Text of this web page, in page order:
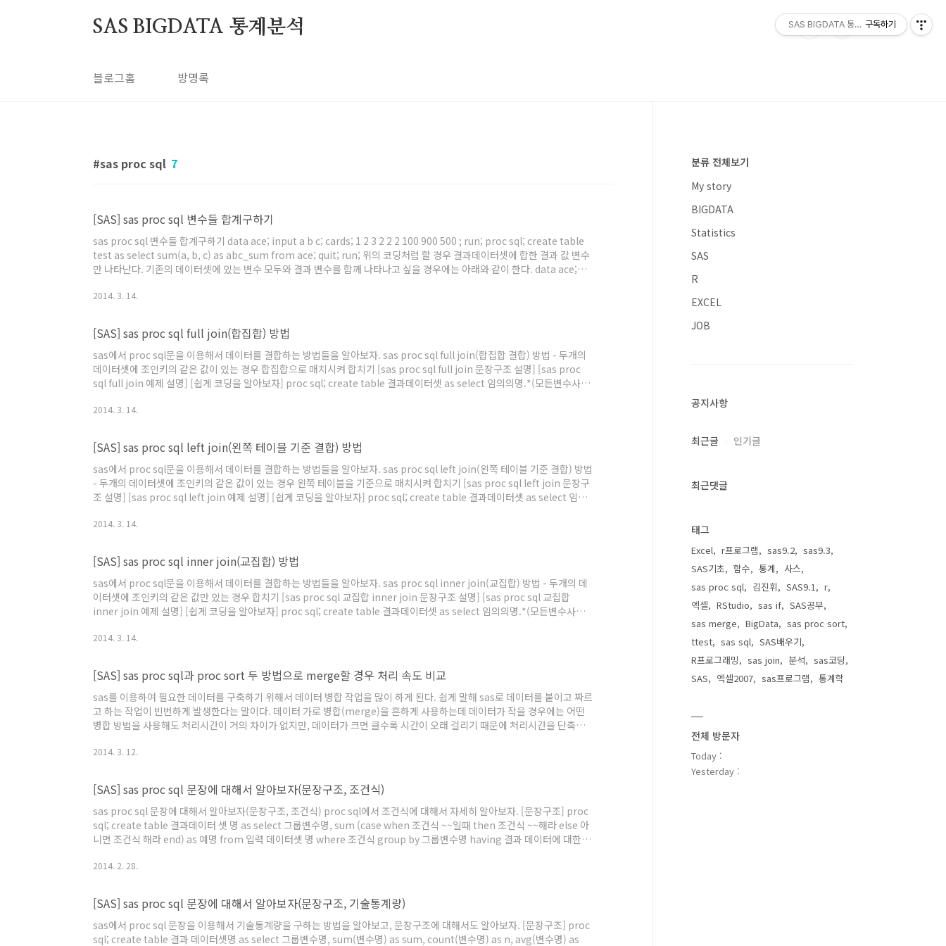
SAS BIGDATA 통계분석
블로그홈 방명록
sas proc sql 7
[SAS] sas proc sql 변수들 합계구하기
sas proc sql 변수들 합계구하기 data ace; input a b c; cards; 1 2 3 2 2 2 100 900 500 ; run; proc sql; create table
test as select sum(a, b, c) as abc_sum from ace; quit; run; 위의 코딩처럼 할 경우 결과데이터셋에 합한 결과 값 변수
만 나타난다. 기존의 데이터셋에 있는 변수 모두와 결과 변수를 함께 나타나고 싶을 경우에는 아래와 같이 한다. data ace;
abc_sum from ace; qu..
2014. 3. 14.
[SAS] sas proc sql full join(합집합) 방법
sas에서 proc sql문을 이용해서 데이터를 결합하는 방법들을 알아보자. sas proc sql full join(합집합 결합) 방법 - 두개의
데이터셋에 조인키의 같은 값이 있는 경우 합집합으로 매치시켜 합치기 [sas proc sql full join 문장구조 설명] [sas proc
sql full join 예제 설명] [쉽게 코딩을 알아보자] proc sql; create table 결과데이터셋 as select 임의의명.*(모든변수사
터1의 조인키변수=임의의명2.합칠데이터2의 조인키변수; run; www.sasbigdata.com 김진휘
2014. 3. 14.
[SAS] sas proc sql left join(왼쪽 테이블 기준 결합) 방법
sas에서 proc sql문을 이용해서 데이터를 결합하는 방법들을 알아보자. sas proc sql left join(왼쪽 테이블 기준 결합) 방법
- 두개의 데이터셋에 조인키의 같은 값이 있는 경우 왼쪽 테이블을 기준으로 매치시켜 합치기 [sas proc sql left join 문장구
조 설명] [sas proc sql left join 예제 설명] [쉽게 코딩을 알아보자] proc sql; create table 결과데이터셋 as select 임의
임의의명.합칠데이터1의 조인키변수=임의의명2.합칠데이터2의 조인키변수; run; www.sasbigdata.com 김진휘
2014. 3. 14.
[SAS] sas proc sql inner join(교집합) 방법
sas에서 proc sql문을 이용해서 데이터를 결합하는 방법들을 알아보자. sas proc sql inner join(교집합) 방법 - 두개의 데
이터셋에 조인키의 같은 값만 있는 경우 합치기 [sas proc sql 교집합 inner join 문장구조 설명] [sas proc sql 교집합
inner join 예제 설명] [쉽게 코딩을 알아보자] proc sql; create table 결과데이터셋 as select 임의의명.*(모든변수사용),
인키변수=임의의명2.합칠데이터2의 조인키변수; run; sasbigdata.com 김진휘
2014. 3. 14.
[SAS] sas proc sql과 proc sort 두 방법으로 merge할 경우 처리 속도 비교
sas를 이용하여 필요한 데이터를 구축하기 위해서 데이터 병합 작업을 많이 하게 된다. 쉽게 말해 sas로 데이터를 붙이고 짜르
고 하는 작업이 빈번하게 발생한다는 말이다. 데이터 가로 병합(merge)을 흔하게 사용하는데 데이터가 작을 경우에는 어떤
병합 방법을 사용해도 처리시간이 거의 차이가 없지만, 데이터가 크면 클수록 시간이 오래 걸리기 때문에 처리시간을 단축시
이 처리시간이 빠른지를 알아보도록 하자. 당연히 같은 결과를 출력하는데 여러가지 방법이 있다면 빠르게 처리 할수 있는 방
2014. 3. 12.
[SAS] sas proc sql 문장에 대해서 알아보자(문장구조, 조건식)
sas proc sql 문장에 대해서 알아보자(문장구조, 조건식) proc sql에서 조건식에 대해서 자세히 알아보자. [문장구조] proc
sql; create table 결과데이터 셋 명 as select 그룹변수명, sum (case when 조건식 ~~일때 then 조건식 ~~해라 else 아
니면 조건식 해라 end) as 예명 from 입력 데이터셋 명 where 조건식 group by 그룹변수명 having 결과 데이터에 대한 조
는 변수를 만들어 값을 구하는데 조건은 month가 01일 경우 cost에 10을 더하고 아니면 그냥 cost값으로 계산한다. sp..
2014. 2. 28.
[SAS] sas proc sql 문장에 대해서 알아보자(문장구조, 기술통계량)
sas에서 proc sql 문장을 이용해서 기술통계량을 구하는 방법을 알아보고, 문장구조에 대해서도 알아보자. [문장구조] proc
sql; create table 결과 데이터셋명 as select 그룹변수명, sum(변수명) as sum, count(변수명) as n, avg(변수명) as
분류 전체보기
My story
BIGDATA
Statistics
SAS
R
EXCEL
JOB
공지사항
최근글 인기글
최근댓글
태그
Excel r프로그램 sas9.2
sas9.3
SAS기초
함수 통계
사스
sas proc sql
김진휘 SAS9.1
r
엑셀
RStudio sas if
SAS공부
sas merge
BigData
sas proc sort
ttest
sas sql
SAS배우기
R프로그래밍
sas join 분석
sas코딩
SAS
엑셀2007 sas프로그램 통계학
전체 방문자
Today :
Yesterday :
SAS BIGDATA 통계분석구독하기